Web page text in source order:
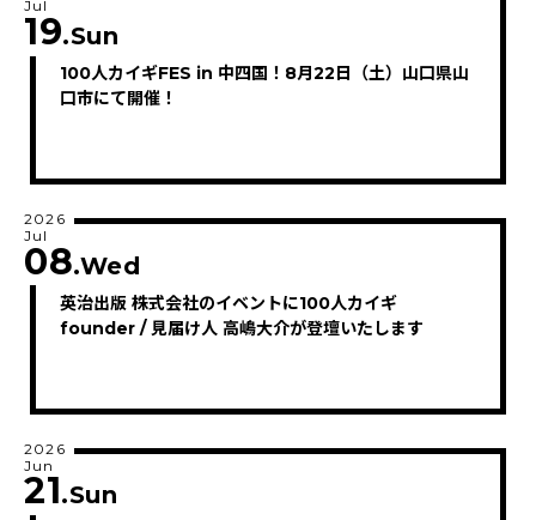
100人カイギFES in 中四国！8月22日（土）山口県山
口市にて開催！
Jul
19.Sun
英治出版 株式会社のイベントに100人カイギ
founder / 見届け人 高嶋大介が登壇いたします
2026
Jul
08.Wed
2026
Jun
21.Sun